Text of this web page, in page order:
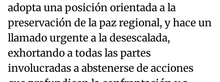
adopta una posición orientada a la
preservación de la paz regional, y hace un
llamado urgente a la desescalada,
exhortando a todas las partes
involucradas a abstenerse de acciones